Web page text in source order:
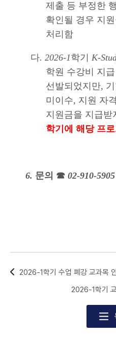
제출 등 부정한
확인될 경우 지
처리함
다. 2026-1학기 K-
학원 수강비 지
선발되었지만,
미이수, 지원 자
지원금을 지급받
학기에 해당 프
6. 문의 ☎ 02-910-5905
2026-1학기 수업 폐강 교과목
2026-1학기